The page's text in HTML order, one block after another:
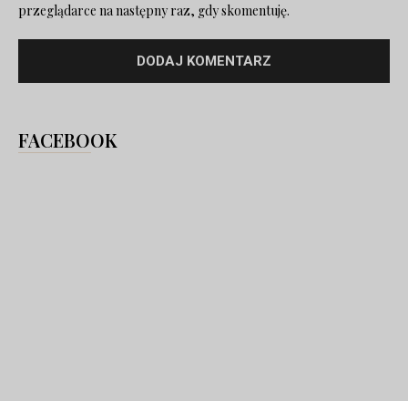
przeglądarce na następny raz, gdy skomentuję.
FACEBOOK